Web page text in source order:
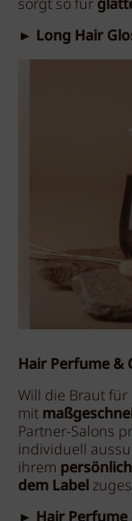
sorgt so für
► Long Hair
Hair Perfume &
Will die Braut
mit
Partner-Salons
individuell
ihrem
dem Label